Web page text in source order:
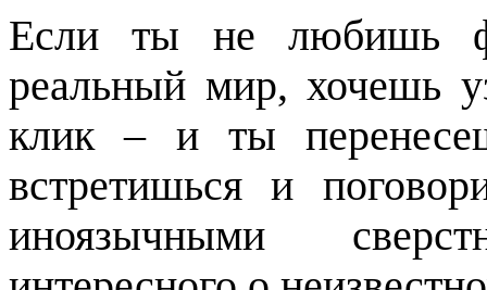
Если ты не любишь
реальный мир, хочешь
клик – и ты
встретишься и
иноязычными